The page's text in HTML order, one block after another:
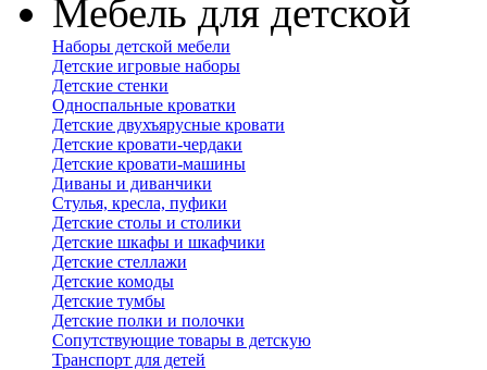
Мебель для детской
Наборы детской мебели
Детские игровые наборы
Детские стенки
Односпальные кроватки
Детские двухъярусные кровати
Детские кровати-чердаки
Детские кровати-машины
Диваны и диванчики
Стулья, кресла, пуфики
Детские столы и столики
Детские шкафы и шкафчики
Детские стеллажи
Детские комоды
Детские тумбы
Детские полки и полочки
Сопутствующие товары в детскую
Транспорт для детей